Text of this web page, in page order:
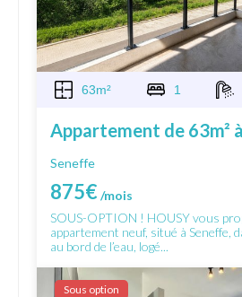
63m² 1
Appartement de 63m²
Seneffe
875€/mois
SOUS-OPTION ! HOUSY vous
appartement neuf, situé à Seneffe,
au bord de l’eau, logé...
Sous option